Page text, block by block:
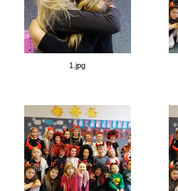
1.jpg